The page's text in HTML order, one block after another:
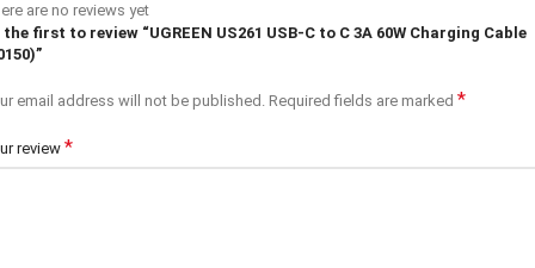
are no reviews yet
the first to review “UGREEN US261 USB-C to C 3A 60W Charging Cable
email address will not be published. Required fields are marked *
review *